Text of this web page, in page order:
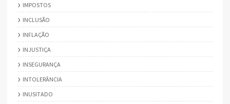
IMPOSTOS
INCLUSÃO
INFLAÇÃO
INJUSTIÇA
INSEGURANÇA
INTOLERÂNCIA
INUSITADO